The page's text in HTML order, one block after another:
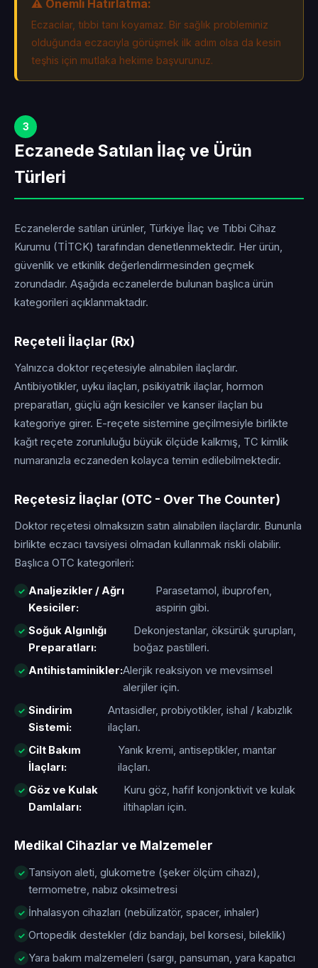
⚠️ Önemli Hatırlatma:
Eczacılar, tıbbi tanı koyamaz. Bir sağlık probleminiz
olduğunda eczacıyla görüşmek ilk adım olsa da kesin
teşhis için mutlaka hekime başvurunuz.
3
Eczanede Satılan İlaç ve Ürün
Türleri
Eczanelerde satılan ürünler, Türkiye İlaç ve Tıbbi Cihaz
Kurumu (TİTCK) tarafından denetlenmektedir. Her ürün,
güvenlik ve etkinlik değerlendirmesinden geçmek
zorundadır. Aşağıda eczanelerde bulunan başlıca ürün
kategorileri açıklanmaktadır.
Reçeteli İlaçlar (Rx)
Yalnızca doktor reçetesiyle alınabilen ilaçlardır.
Antibiyotikler, uyku ilaçları, psikiyatrik ilaçlar, hormon
preparatları, güçlü ağrı kesiciler ve kanser ilaçları bu
kategoriye girer. E-reçete sistemine geçilmesiyle birlikte
kağıt reçete zorunluluğu büyük ölçüde kalkmış, TC kimlik
numaranızla eczaneden kolayca temin edilebilmektedir.
Reçetesiz İlaçlar (OTC - Over The Counter)
Doktor reçetesi olmaksızın satın alınabilen ilaçlardır. Bununla
birlikte eczacı tavsiyesi olmadan kullanmak riskli olabilir.
Başlıca OTC kategorileri:
Analjezikler / Ağrı
Kesiciler:
Parasetamol, ibuprofen,
aspirin gibi.
Soğuk Algınlığı
Preparatları:
Dekonjestanlar, öksürük şurupları,
boğaz pastilleri.
Antihistaminikler:Alerjik reaksiyon ve mevsimsel
alerjiler için.
Sindirim
Sistemi:
Antasidler, probiyotikler, ishal / kabızlık
ilaçları.
Cilt Bakım
İlaçları:
Yanık kremi, antiseptikler, mantar
ilaçları.
Göz ve Kulak
Damlaları:
Kuru göz, hafif konjonktivit ve kulak
iltihapları için.
Medikal Cihazlar ve Malzemeler
Tansiyon aleti, glukometre (şeker ölçüm cihazı),
termometre, nabız oksimetresi
İnhalasyon cihazları (nebülizatör, spacer, inhaler)
Ortopedik destekler (diz bandajı, bel korsesi, bileklik)
Yara bakım malzemeleri (sargı, pansuman, yara kapatıcı